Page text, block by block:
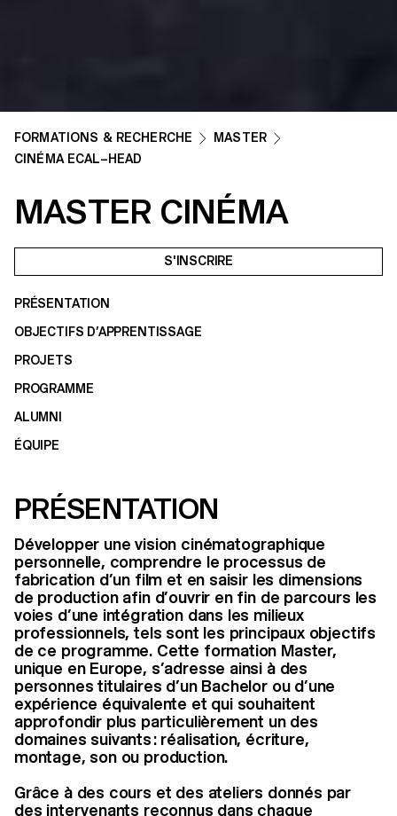
FORMATIONS & RECHERCHE
MASTER
CINÉMA ECAL–HEAD
MASTER CINÉMA
S'INSCRIRE
PRÉSENTATION
OBJECTIFS D’APPRENTISSAGE
PROJETS
PROGRAMME
ALUMNI
ÉQUIPE
PRÉSENTATION
Développer une vision cinématographique
personnelle, comprendre le processus de
fabrication d’un film et en saisir les dimensions
de production afin d’ouvrir en fin de parcours les
voies d’une intégration dans les milieux
professionnels, tels sont les principaux objectifs
de ce programme. Cette formation Master,
unique en Europe, s’adresse ainsi à des
personnes titulaires d’un Bachelor ou d’une
expérience équivalente et qui souhaitent
approfondir plus particulièrement un des
domaines suivants : réalisation, écriture,
montage, son ou production.
Grâce à des cours et des ateliers donnés par
des intervenants reconnus dans chaque